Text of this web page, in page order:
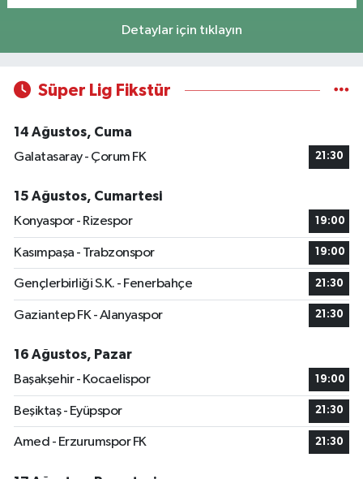
Detaylar için tıklayın
Süper Lig Fikstür
14 Ağustos, Cuma
Galatasaray - Çorum FK
21:30
15 Ağustos, Cumartesi
Konyaspor - Rizespor
19:00
Kasımpaşa - Trabzonspor 19:00
Gençlerbirliği S.K. - Fenerbahçe 21:30
Gaziantep FK - Alanyaspor 21:30
16 Ağustos, Pazar
Başakşehir - Kocaelispor
19:00
Beşiktaş - Eyüpspor 21:30
Amed - Erzurumspor FK 21:30